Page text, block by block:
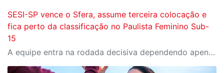
SESI-SP vence o Sfera, assume terceira colocação e
fica perto da classificação no Paulista Feminino Sub-
15
A equipe entra na rodada decisiva dependendo apenas de seus próprios resultados para avançar ao mata-mata